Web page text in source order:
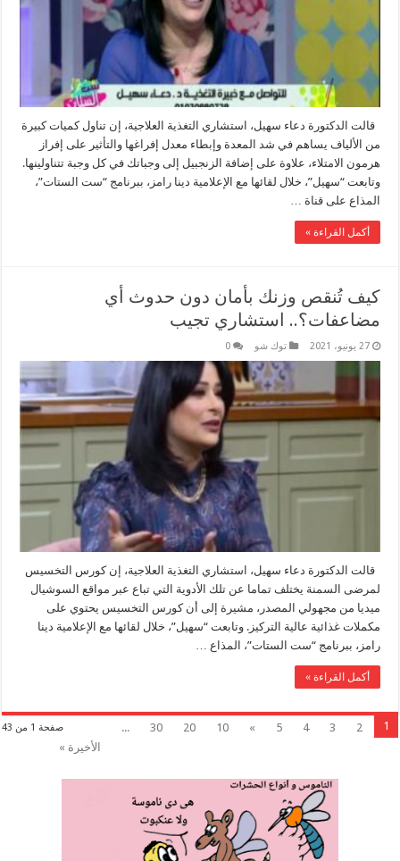
قالت الدكتورة دعاء سهيل، استشاري التغذية العلاجية، إن تناول كميات كبيرة
من الألياف يساهم في شد المعدة وإبطاء معدل إفراغها والتأثير على إفراز
هرمون الامتلاء، علاوة على إضافة الزنجبيل إلى وجباتك في كل وجبة تتناولينها.
وتابعت “سهيل”، خلال لقائها مع الإعلامية دينا رامز، ببرنامج “ست الستات”،
المذاع على قناة …
أكمل القراءة »
كيف تُنقص وزنك بأمان دون حدوث أي
مضاعفات؟.. استشاري تجيب
27 يونيو، 2021 توك شو 0
قالت الدكتورة دعاء سهيل، استشاري التغذية العلاجية، إن كورس التخسيس
لمرضى السمنة يختلف تماما عن تلك الأدوية التي تباع عبر مواقع السوشيال
ميديا من مجهولي المصدر، مشيرة إلى أن كورس التخسيس يحتوي على
مكملات غذائية عالية التركيز. وتابعت “سهيل”، خلال لقائها مع الإعلامية دينا
رامز، ببرنامج “ست الستات”، المذاع …
أكمل القراءة »
صفحة 1 من 43 1
2
3
4
5
»
10
20
30
...
الأخيرة »